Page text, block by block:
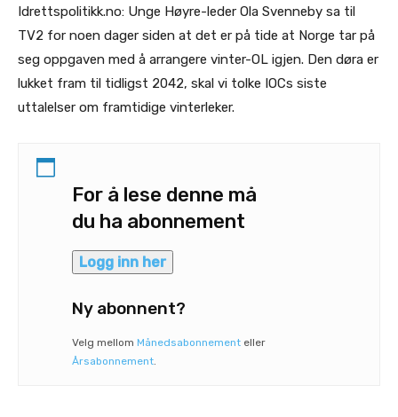
Idrettspolitikk.no: Unge Høyre-leder Ola Svenneby sa til
TV2 for noen dager siden at det er på tide at Norge tar på
seg oppgaven med å arrangere vinter-OL igjen. Den døra er
lukket fram til tidligst 2042, skal vi tolke IOCs siste
uttalelser om framtidige vinterleker.
For å lese denne må
du ha abonnement
Logg inn her
Ny abonnent?
Velg mellom Månedsabonnement eller
Årsabonnement